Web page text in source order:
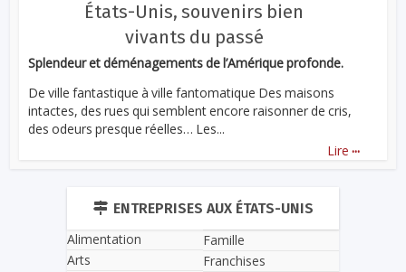
États-Unis, souvenirs bien
vivants du passé
Splendeur et déménagements de l’Amérique profonde.
De ville fantastique à ville fantomatique Des maisons
intactes, des rues qui semblent encore raisonner de cris,
des odeurs presque réelles… Les...
Lire ...
ENTREPRISES AUX ÉTATS-UNIS
Alimentation
Arts
Famille
Franchises